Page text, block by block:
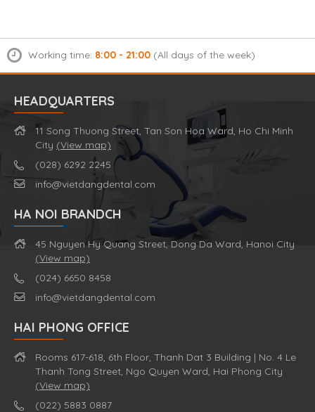
Working time: 8:00 - 21:00 (All days of the week)
HEADQUARTERS
11 Song Thuong Street, Tan Son Hoa Ward, Ho Chi Minh
City (View map)
(028) 6292 2245
info@vietdangdental.com
HA NOI BRANDCH
45 Nguyen Hy Quang Street, Dong Da Ward, Hanoi City
(View map)
(024) 6650 8458
info@vietdangdental.com
HAI PHONG OFFICE
Rooms 617-618, 6th Floor, Thanh Dat 3 Building | No. 4 Le
Thanh Tong Street, Ngo Quyen Ward, Hai Phong City
(View map)
(022) 5883 0887